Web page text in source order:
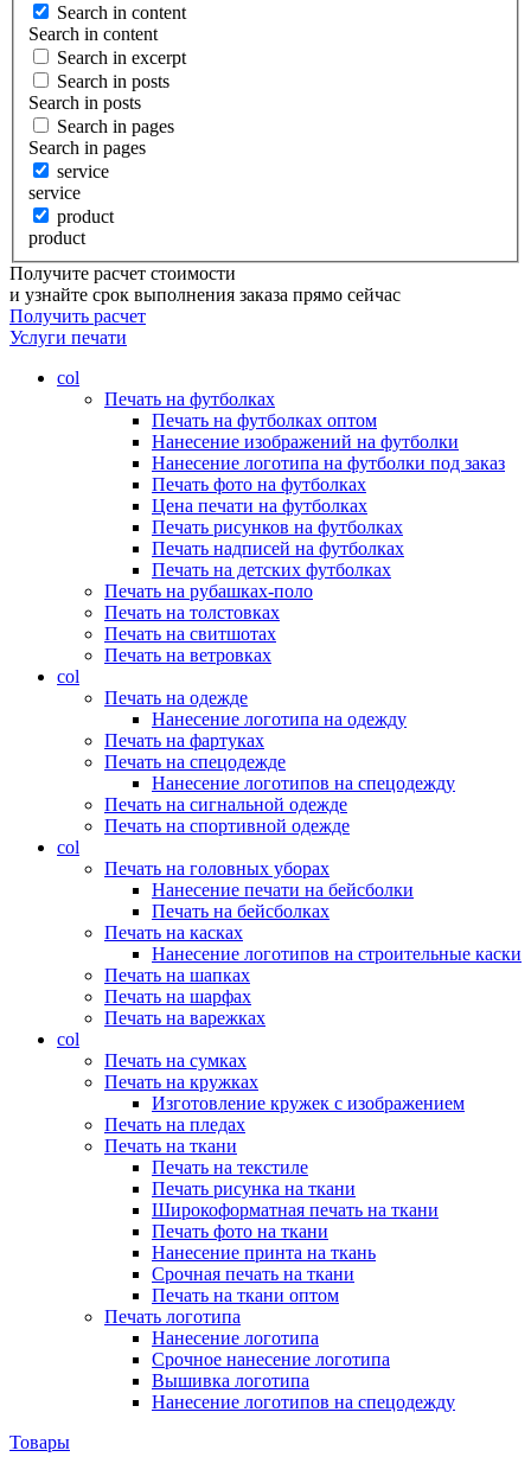
Search in content
Search in content
Search in excerpt
Search in posts
Search in posts
Search in pages
Search in pages
service
service
product
product
Получите расчет стоимости
и узнайте срок выполнения заказа прямо сейчас
Получить расчет
Услуги печати
col
Печать на футболках
Печать на футболках оптом
Нанесение изображений на футболки
Нанесение логотипа на футболки под заказ
Печать фото на футболках
Цена печати на футболках
Печать рисунков на футболках
Печать надписей на футболках
Печать на детских футболках
Печать на рубашках-поло
Печать на толстовках
Печать на свитшотах
Печать на ветровках
col
Печать на одежде
Нанесение логотипа на одежду
Печать на фартуках
Печать на спецодежде
Нанесение логотипов на спецодежду
Печать на сигнальной одежде
Печать на спортивной одежде
col
Печать на головных уборах
Нанесение печати на бейсболки
Печать на бейсболках
Печать на касках
Нанесение логотипов на строительные каски
Печать на шапках
Печать на шарфах
Печать на варежках
col
Печать на сумках
Печать на кружках
Изготовление кружек с изображением
Печать на пледах
Печать на ткани
Печать на текстиле
Печать рисунка на ткани
Широкоформатная печать на ткани
Печать фото на ткани
Нанесение принта на ткань
Срочная печать на ткани
Печать на ткани оптом
Печать логотипа
Нанесение логотипа
Срочное нанесение логотипа
Вышивка логотипа
Нанесение логотипов на спецодежду
Товары